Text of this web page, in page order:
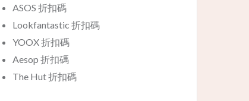
ASOS 折扣碼
Lookfantastic 折扣碼
YOOX 折扣碼
Aesop 折扣碼
The Hut 折扣碼